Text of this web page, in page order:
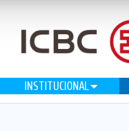
INSTITUCIONAL